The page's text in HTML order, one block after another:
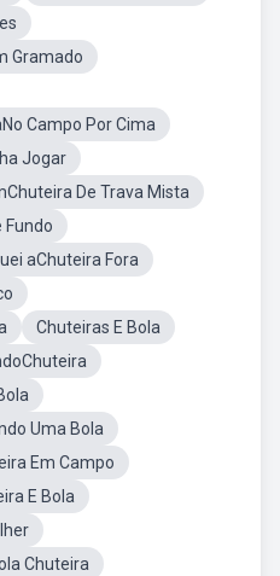
Gramado
Campo Por Cima
Jogar
De Trava Mista
Fundo
aChuteira Fora
Chuteiras E Bola
Uma Bola
Em Campo
E Bola
Chuteira